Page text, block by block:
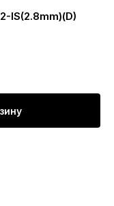
IS(2.8mm)(D)